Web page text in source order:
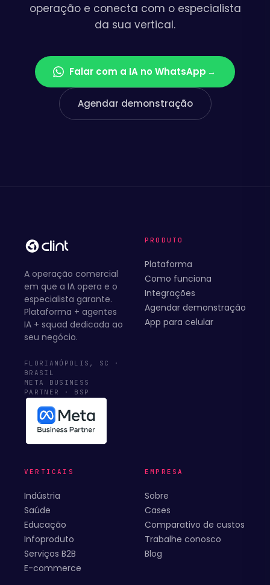
operação e conecta com o especialista
da sua vertical.
Falar com a IA no WhatsApp →
Agendar demonstração
A operação comercial
em que a IA opera e o
especialista garante.
Plataforma + agentes
IA + squad dedicada ao
seu negócio.
FLORIANÓPOLIS, SC ·
BRASIL
META BUSINESS
PARTNER · BSP
PRODUTO
Plataforma
Como funciona
Integrações
Agendar demonstração
App para celular
VERTICAIS
Indústria
Saúde
Educação
Infoproduto
Serviços B2B
E-commerce
EMPRESA
Sobre
Cases
Comparativo de custos
Trabalhe conosco
Blog